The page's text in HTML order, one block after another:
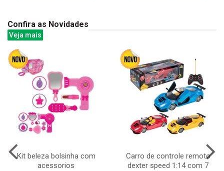
Confira as Novidades
Veja mais
Kit beleza bolsinha com
acessorios
Carro de controle remoto
dexter speed 1:14 com 7